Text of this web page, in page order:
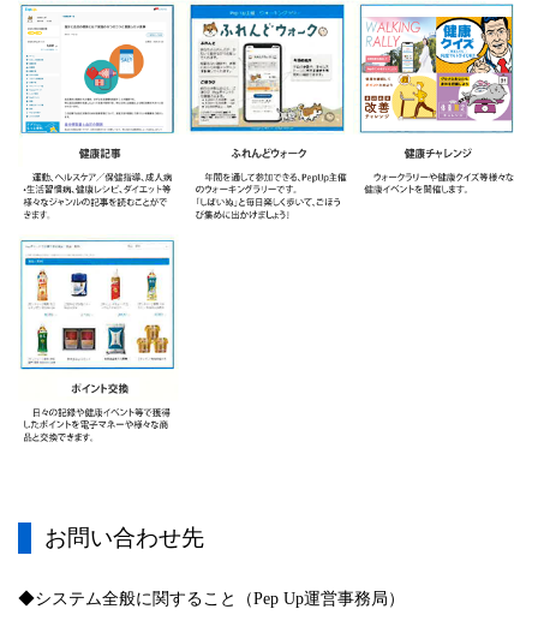
お問い合わせ先
◆システム全般に関すること（Pep Up運営事務局）